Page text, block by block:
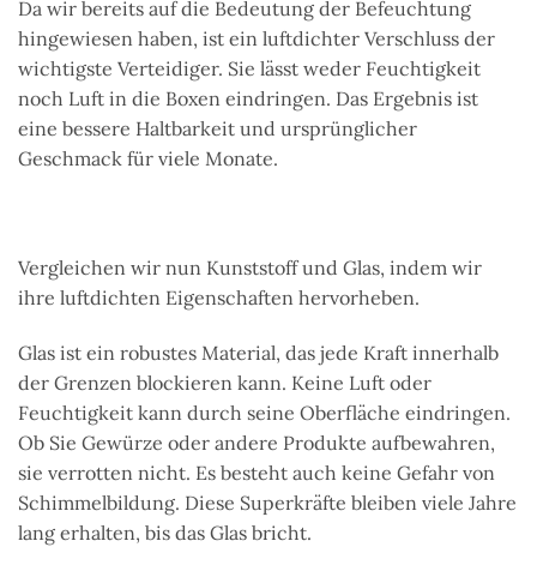
Da wir bereits auf die Bedeutung der Befeuchtung
hingewiesen haben, ist ein luftdichter Verschluss der
wichtigste Verteidiger. Sie lässt weder Feuchtigkeit
noch Luft in die Boxen eindringen. Das Ergebnis ist
eine bessere Haltbarkeit und ursprünglicher
Geschmack für viele Monate.
Vergleichen wir nun Kunststoff und Glas, indem wir
ihre luftdichten Eigenschaften hervorheben.
Glas ist ein robustes Material, das jede Kraft innerhalb
der Grenzen blockieren kann. Keine Luft oder
Feuchtigkeit kann durch seine Oberfläche eindringen.
Ob Sie Gewürze oder andere Produkte aufbewahren,
sie verrotten nicht. Es besteht auch keine Gefahr von
Schimmelbildung. Diese Superkräfte bleiben viele Jahre
lang erhalten, bis das Glas bricht.